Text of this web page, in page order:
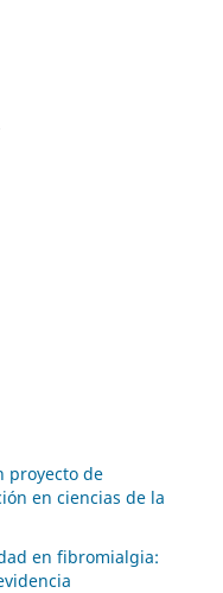
proyecto de
en ciencias de la
en fibromialgia: